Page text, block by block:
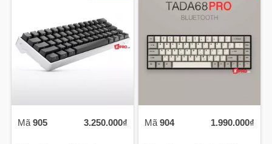
Mã 905 3.250.000₫ Mã 904 1.990.000₫